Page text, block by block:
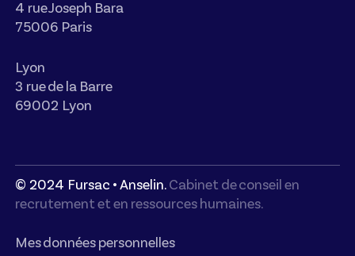
4 rue Joseph Bara
75006 Paris
Lyon
3 rue de la Barre
69002 Lyon
© 2024 Fursac • Anselin. Cabinet de conseil en
recrutement et en ressources humaines.
Mes données personnelles